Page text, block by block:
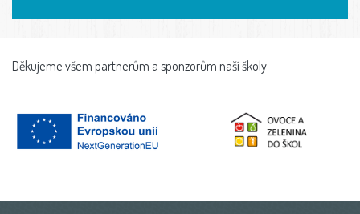
Děkujeme všem partnerům a sponzorům naší školy